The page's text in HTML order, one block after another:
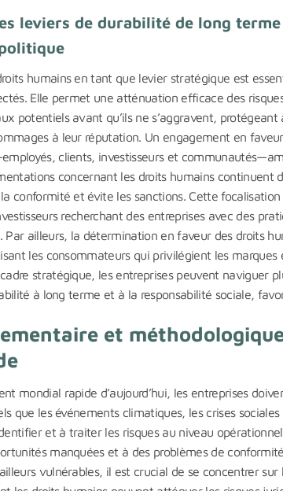
leviers de durabilité de long
humains en tant que levier stratégique est
Elle permet une atténuation efficace des
potentiels avant qu’ils ne s’aggravent,
à leur réputation. Un engagement en
clients, investisseurs et
concernant les droits humains continuent
conformité et évite les sanctions. Cette
recherchant des entreprises avec des
Par ailleurs, la détermination en faveur des droits
les consommateurs qui privilégient les
stratégique, les entreprises peuvent naviguer
à long terme et à la responsabilité sociale,
et
mondial rapide d’aujourd’hui, les entreprises
que les événements climatiques, les crises
et à traiter les risques au niveau
manquées et à des problèmes de
vulnérables, il est crucial de se concentrer sur